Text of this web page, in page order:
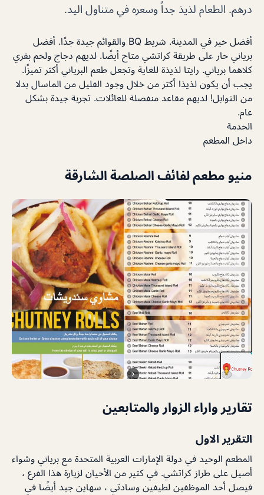
درهم. الطعام لذيذ جداً وسعره في متناول اليد.
أفضل خير في المدينة. شريط BQ والقوائم جيدة جدًا. أفضل
برياني حار على طريقة كراتشي متاح أيضًا. لديهم دجاج ولحم بقري
كلاهما برياني. رايتا لذيذة للغاية وتجعل طعم البرياني أكثر تميزًا.
يجب أن يكون لذيذا أكثر من خلال وجود القليل من الماسال بدلا
من التوابل! لديهم مقاعد منفصلة للعائلات. تجربة جيدة بشكل
عام.
الخدمة
داخل المطعم
منيو مطعم لفائف الصلصة الشارقة
تقارير واراء الزوار والمتابعين
التقرير الاول
المطعم الوحيد في دولة الإمارات العربية المتحدة مع برياني وشواء
أصيل على طراز كراتشي. في كثير من الأحيان لزيارة هذا الفرع ،
فيصل أحد الموظفين لطيفين وسادتي ، سهاين جيد أيضًا في